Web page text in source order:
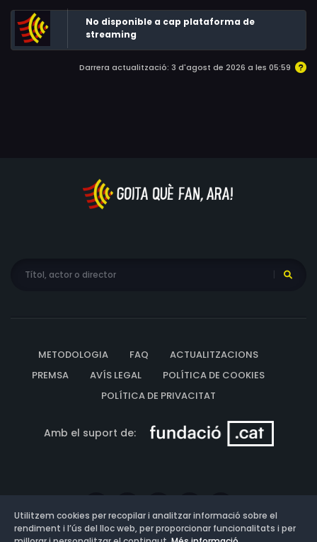
Brenner, Jeannetta Arnette
No disponible a cap plataforma de
streaming
Darrera actualització: 3 d'agost de 2026 a les 05:59
METODOLOGIA FAQ
ACTUALITZACIONS
PREMSA
AVÍS LEGAL
POLÍTICA DE COOKIES
POLÍTICA DE PRIVACITAT
Amb el suport de:
Utilitzem cookies per recopilar i analitzar informació sobre el
rendiment i l’ús del lloc web, per proporcionar funcionalitats i per